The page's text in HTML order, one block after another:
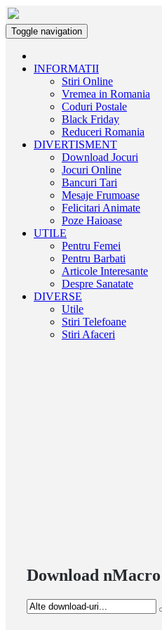
Toggle navigation
INFORMATII
Stiri Online
Vremea in Romania
Coduri Postale
Black Friday
Reduceri Romania
DIVERTISMENT
Download Jocuri
Jocuri Online
Bancuri Tari
Mesaje Frumoase
Felicitari Animate
Poze Haioase
UTILE
Pentru Femei
Pentru Barbati
Articole Interesante
Despre Sanatate
DIVERSE
Utile
Stiri Telefoane
Stiri Afaceri
Download